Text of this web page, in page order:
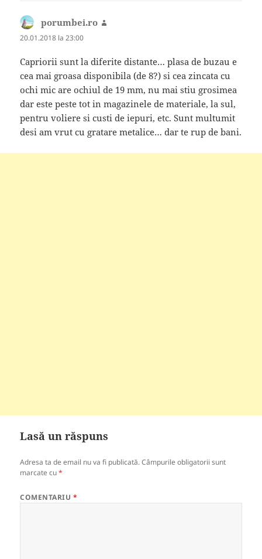
porumbei.ro
20.01.2018 la 23:00
Capriorii sunt la diferite distante… plasa de buzau e
cea mai groasa disponibila (de 8?) si cea zincata cu
ochi mic are ochiul de 19 mm, nu mai stiu grosimea
dar este peste tot in magazinele de materiale, la sul,
pentru voliere si custi de iepuri, etc. Sunt multumit
desi am vrut cu gratare metalice… dar te rup de bani.
Lasă un răspuns
Adresa ta de email nu va fi publicată. Câmpurile obligatorii sunt
marcate cu*
COMENTARIU *